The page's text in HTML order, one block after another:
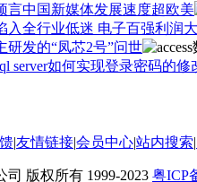
言中国新媒体发展速度超欧美
入全行业低迷 电子百强利润
研发的“凤芯2号”问世
server如何实现登录密码的修
|友情链接|会员中心|站内搜索|
版权所有 1999-2023 粤ICP